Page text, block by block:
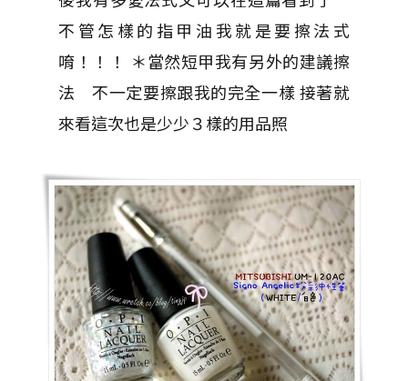
不管怎樣的指甲油我就是要擦法式
唷！！！ ＊當然短甲我有另外的建議擦
法 不一定要擦跟我的完全一樣 接著就
來看這次也是少少３樣的用品照